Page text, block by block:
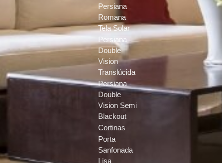
Persiana
Romana
Tela Solar
Persiana
Double
Vision
Translúcida
Persiana
Double
Vision Semi
Blackout
Cortinas
Porta
Sanfonada
Lisa